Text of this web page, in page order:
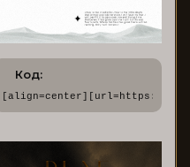
][img]https://
Код:
[align=center][url=https://